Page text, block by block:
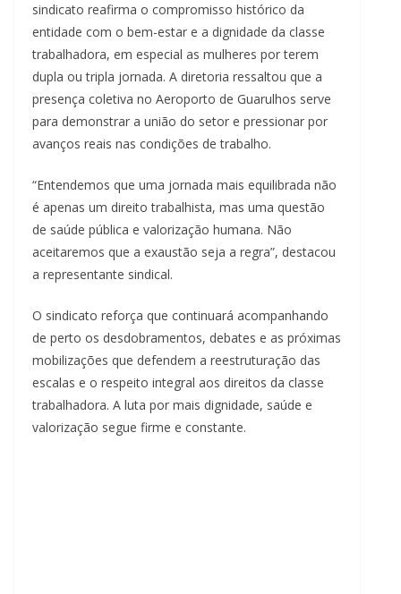
sindicato reafirma o compromisso histórico da
entidade com o bem-estar e a dignidade da classe
trabalhadora, em especial as mulheres por terem
dupla ou tripla jornada. A diretoria ressaltou que a
presença coletiva no Aeroporto de Guarulhos serve
para demonstrar a união do setor e pressionar por
avanços reais nas condições de trabalho.
“Entendemos que uma jornada mais equilibrada não
é apenas um direito trabalhista, mas uma questão
de saúde pública e valorização humana. Não
aceitaremos que a exaustão seja a regra”, destacou
a representante sindical.
O sindicato reforça que continuará acompanhando
de perto os desdobramentos, debates e as próximas
mobilizações que defendem a reestruturação das
escalas e o respeito integral aos direitos da classe
trabalhadora. A luta por mais dignidade, saúde e
valorização segue firme e constante.